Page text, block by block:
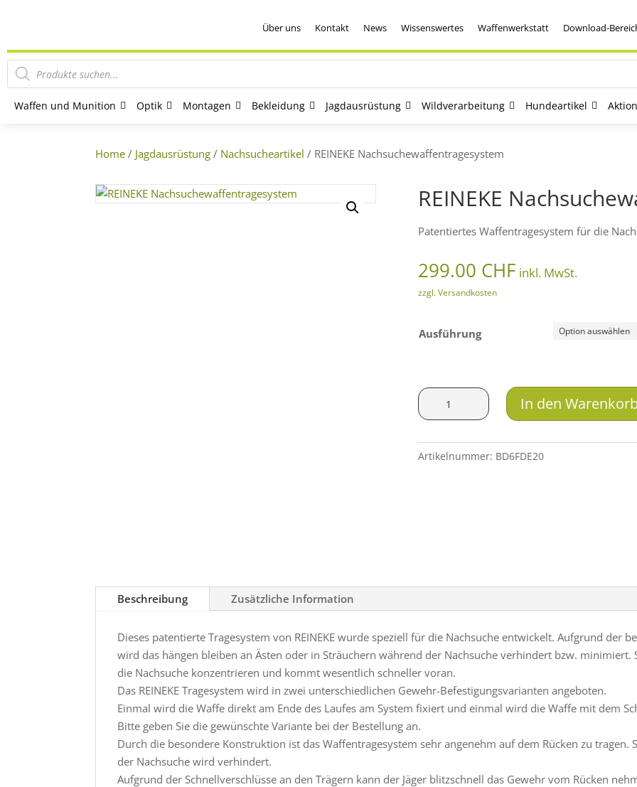
Über uns Kontakt News Wissenswertes Waffenwerkstatt Download-
Products
search
Waffen und Munition Optik Montagen Bekleidung Jagdausrüstung Wildverarbeitung Hundeartikel
Home / Jagdausrüstung / Nachsucheartikel / REINEKE Nachsuchewaffentragesystem
REINEKE
Patentiertes Waffentragesystem für die
299.00 CHF inkl. MwSt.
zzgl. Versandkosten
Ausführung
REINEKE
Nachsuchewaffentragesystem
In den
Artikelnummer: BD6FDE20
Beschreibung Zusätzliche Information
Dieses patentierte Tragesystem von REINEKE wurde speziell für die Nachsuche entwickelt. Aufgrund der
wird das hängen bleiben an Ästen oder in Sträuchern während der Nachsuche verhindert bzw. minimiert.
die Nachsuche konzentrieren und kommt wesentlich schneller voran.
Das REINEKE Tragesystem wird in zwei unterschiedlichen Gewehr-Befestigungsvarianten angeboten.
Einmal wird die Waffe direkt am Ende des Laufes am System fixiert und einmal wird die Waffe mit dem
Bitte geben Sie die gewünschte Variante bei der Bestellung an.
Durch die besondere Konstruktion ist das Waffentragesystem sehr angenehm auf dem Rücken zu tragen.
der Nachsuche wird verhindert.
Aufgrund der Schnellverschlüsse an den Trägern kann der Jäger blitzschnell das Gewehr vom Rücken